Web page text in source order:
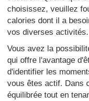
choisissez, veuillez
calories dont il a
vos diverses activités.
Vous avez la
qui offre l'avantage
d'identifier les
vous êtes actif. Dans
équilibrée tout en